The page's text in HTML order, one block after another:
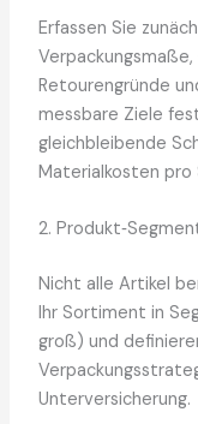
Erfassen Sie
Retourengründe
messbare Ziele
gleichbleibende
Materialkosten pro
2.
Nicht alle Artikel
Ihr Sortiment in
groß) und
Unterversicherung.